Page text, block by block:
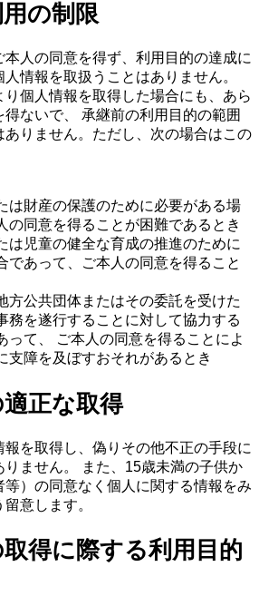
の制限
人の同意を得ず、利用目的の達成に
情報を取扱うことはありません。
個人情報を取得した場合にも、あら
ないで、 承継前の利用目的の範囲
ありません。ただし、次の場合はこの
は財産の保護のために必要がある場
の同意を得ることが困難であるとき
は児童の健全な育成の推進のために
であって、ご本人の同意を得ること
方公共団体またはその委託を受けた
務を遂行することに対して協力する
って、 ご本人の同意を得ることによ
支障を及ぼすおそれがあるとき
正な取得
を取得し、偽りその他不正の手段に
りません。 また、15歳未満の子供か
等）の同意なく個人に関する情報をみ
意します。
得に際する利用目的